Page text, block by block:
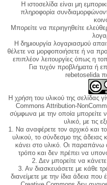
Η ιστοσελίδα είναι μη
πληροφορία
Μπορείτε να περιηγηθείτε
Η δημιουργία λογαριασμού
θέλετε να μορφοποιήσετε ή να
επιπλέον λειτουργίες όπως η
Για τυχόν προβλήματα ή
rebetoselida
Η χρήση του υλικού της σελίδας
Commons Attribution-
σύμφωνα με την οποία μπορείτε
υλικό, με τις
1. Να αναφέρετε τον αρχικό και
υλικού, το σύνδεσμο της
κάνει στο υλικό. Οι παραπάνω
τρόπο και δεν πρέπει να
2. Δεν μπορείτε να
3. Αν διασκευάσετε με κάθε
διανείμετε με την ίδια άδεια